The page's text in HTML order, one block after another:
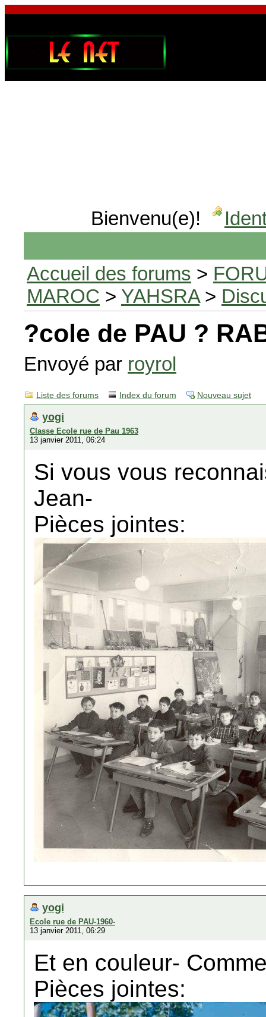
Bienvenu(e)!
Accueil des forums >
MAROC > YAHSRA>
?cole de PAU ?
Envoyé par royrol
Liste des forums Index du forum Nouveau sujet
yogi
Classe Ecole rue de Pau 1963
13 janvier 2011, 06:24
Si vous vous
Jean-
Pièces jointes:
yogi
Ecole rue de PAU-1960-
13 janvier 2011, 06:29
Et en couleur-
Pièces jointes: